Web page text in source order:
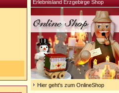
Erlebnisland Erzgebirge Shop
Hier geht's zum OnlineShop